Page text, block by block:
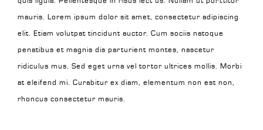
mauris. Lorem ipsum dolor sit amet, consectetur adipiscing
elit. Etiam volutpat tincidunt auctor. Cum sociis natoque
penatibus et magnis dis parturient montes, nascetur
ridiculus mus. Sed eget urna vel tortor ultrices mollis. Morbi
at eleifend mi. Curabitur ex diam, elementum non est non,
rhoncus consectetur mauris.